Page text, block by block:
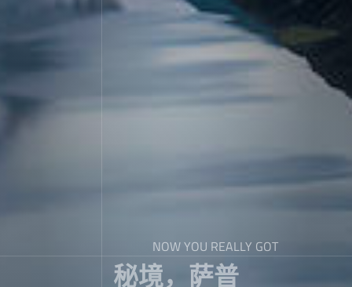
NOW YOU REALLY GOT
秘境，萨普